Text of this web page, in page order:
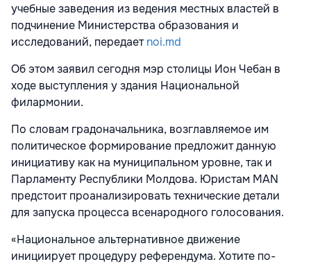
учебные заведения из ведения местных властей в
подчинение Министерства образования и
исследований, передаетnoi.md
Об этом заявил сегодня мэр столицы Ион Чебан в
ходе выступления у здания Национальной
филармонии.
По словам градоначальника, возглавляемое им
политическое формирование предложит данную
инициативу как на муниципальном уровне, так и
Парламенту Республики Молдова. Юристам MAN
предстоит проанализировать технические детали
для запуска процесса всенародного голосования.
«Национальное альтернативное движение
инициирует процедуру референдума. Хотите по-